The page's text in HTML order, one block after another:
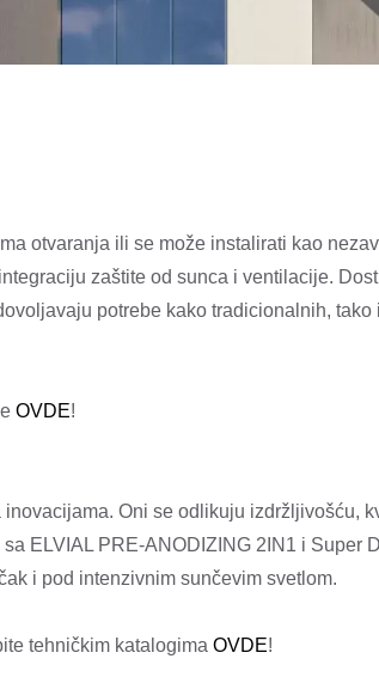
otvaranja ili se može instalirati kao
zaštite od sunca i ventilacije.
potrebe kako tradicionalnih,
OVDE!
Oni se odlikuju izdržljivošću,
ELVIAL PRE-ANODIZING 2IN1 i Super
i pod intenzivnim sunčevim svetlom.
tehničkim katalogima OVDE!